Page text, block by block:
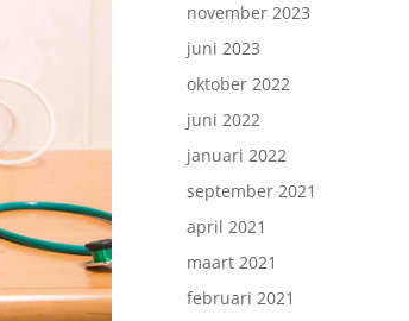
november 2023
juni 2023
oktober 2022
juni 2022
januari 2022
september 2021
april 2021
maart 2021
februari 2021